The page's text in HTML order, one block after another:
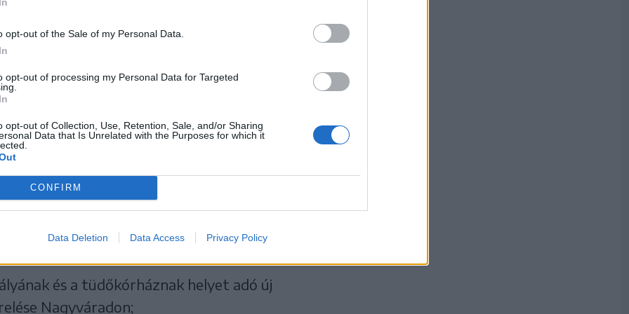
opt-out of the Sale of my Personal Data.
opt-out of processing my Personal Data for Targeted
opt-out of Collection, Use, Retention, Sale, and/or Sharing
Data that Is Unrelated with the Purposes for which it
CONFIRM
Data Deletion Data Access Privacy Policy
és modernizálása, valamint
a gyulafehérvári megyei sürgősségi
a vaslui-i kórházban;
intézet megépítése;
az onkológiai és neurológiai osztály
kórházban;
és a tüdőkórháznak helyet adó új
Nagyváradon;